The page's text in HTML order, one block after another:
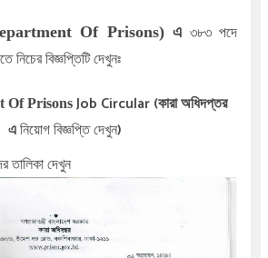
Of Prisons) এ ৩৮৩ পদে
নিচের বিজ্ঞপ্তিটি দেখুনঃ
Of Prisons Job Circular (কারা অধিদপ্তর
এনিয়োগ বিজ্ঞপ্তি দেখুন)
তালিকা দেখুন